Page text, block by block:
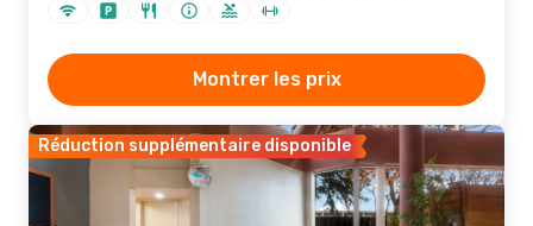
Montrer les prix
Réduction supplémentaire disponible